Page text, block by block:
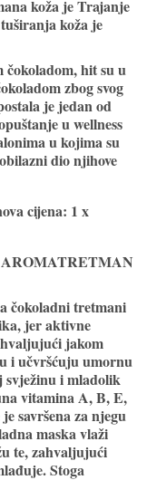
koža jeTrajanje
koža je
čokoladom, hit su u
zbog svog
je jedan od
u wellness
u kojima su
dio njihove
cijena: 1 x
čokoladni tretmani
jer aktivne
jakom
i učvršćuju umornu
svježinu i mladolik
vitamina A, B, E,
savršena za njegu
maska vlaži
te, zahvaljujući
Stoga